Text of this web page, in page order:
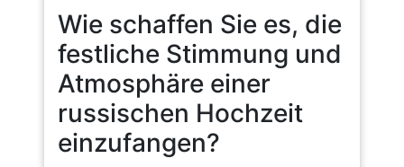
Wie schaffen Sie es, die
festliche Stimmung und
Atmosphäre einer
russischen Hochzeit
einzufangen?